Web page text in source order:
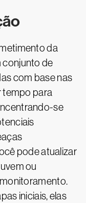
da
conjunto de
com base nas
tempo para
se
pode atualizar
ou
iniciais, elas